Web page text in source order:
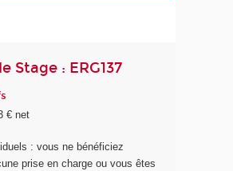
Stage : ERG137
€ net
: vous ne bénéficiez
prise en charge ou vous êtes